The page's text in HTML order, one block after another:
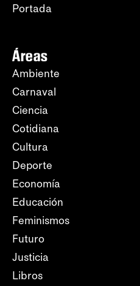
Portada
Áreas
Ambiente
Carnaval
Ciencia
Cotidiana
Cultura
Deporte
Economía
Educación
Feminismos
Futuro
Justicia
Libros